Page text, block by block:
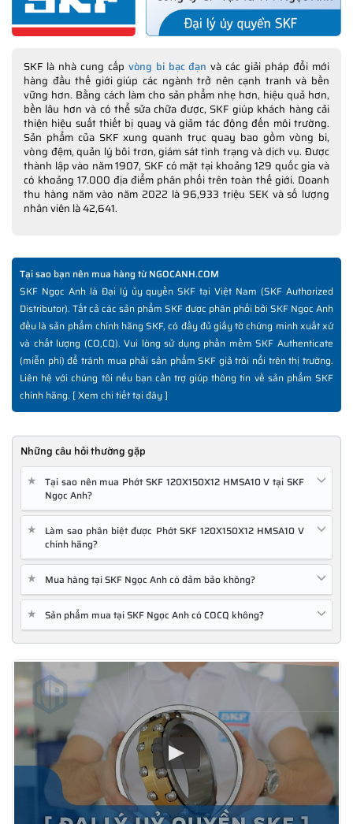
SKF là nhà cung cấp vòng bi bạc đạn và các giải pháp đổi mới
hàng đầu thế giới giúp các ngành trở nên cạnh tranh và bền
vững hơn. Bằng cách làm cho sản phẩm nhẹ hơn, hiệu quả hơn,
bền lâu hơn và có thể sửa chữa được, SKF giúp khách hàng cải
thiện hiệu suất thiết bị quay và giảm tác động đến môi trường.
Sản phẩm của SKF xung quanh trục quay bao gồm vòng bi,
vòng đệm, quản lý bôi trơn, giám sát tình trạng và dịch vụ. Được
thành lập vào năm 1907, SKF có mặt tại khoảng 129 quốc gia và
có khoảng 17.000 địa điểm phân phối trên toàn thế giới. Doanh
thu hàng năm vào năm 2022 là 96,933 triệu SEK và số lượng
nhân viên là 42,641.
Tại sao bạn nên mua hàng từ NGOCANH.COM
SKF Ngọc Anh là Đại lý ủy quyền SKF tại Việt Nam (SKF Authorized
Distributor). Tất cả các sản phẩm SKF được phân phối bởi SKF Ngọc Anh
đều là sản phẩm chính hãng SKF, có đầy đủ giấy tờ chứng minh xuất xứ
và chất lượng (CO,CQ). Vui lòng sử dụng phần mềm SKF Authenticate
(miễn phí) để tránh mua phải sản phẩm SKF giả trôi nổi trên thị trường.
Liên hệ với chúng tôi nếu bạn cần trợ giúp thông tin về sản phẩm SKF
chính hãng. [Xem chi tiết tại đây]
Những câu hỏi thường gặp
★
Tại sao nên mua Phớt SKF 120X150X12 HMSA10 V tại SKF
Ngọc Anh?
★
Làm sao phân biệt được Phớt SKF 120X150X12 HMSA10 V
chính hãng?
★ Mua hàng tại SKF Ngọc Anh có đảm bảo không?
★ Sản phẩm mua tại SKF Ngọc Anh có COCQ không?